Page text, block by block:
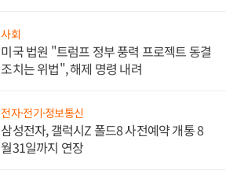
사회
미국 법원 "트럼프 정부 풍력 프로젝트 동결
조치는 위법", 해제 명령 내려
전자·전기·정보통신
삼성전자, 갤럭시Z 폴드8 사전예약 개통 8
월31일까지 연장